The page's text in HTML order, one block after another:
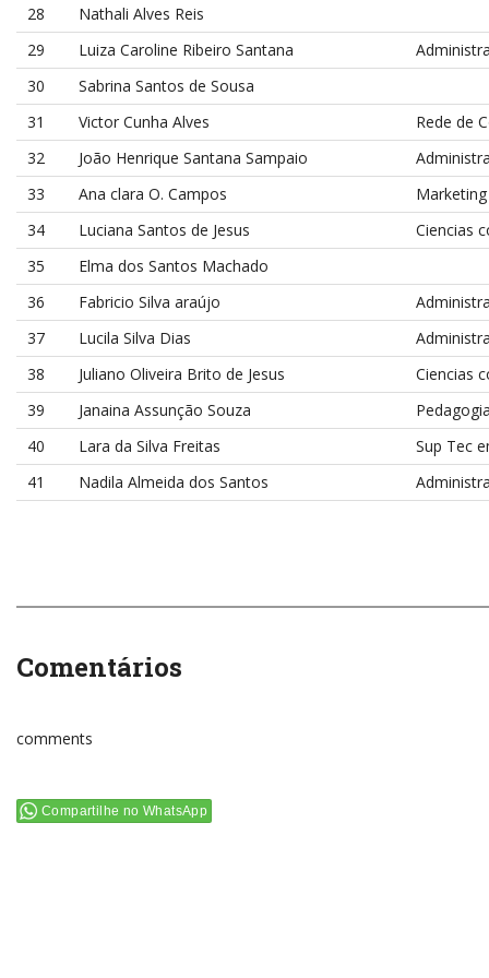
28
Nathali Alves Reis
29
Luiza Caroline Ribeiro Santana
30
Sabrina Santos de Sousa
31
Victor Cunha Alves
Rede de
32
João Henrique Santana Sampaio
33
Ana clara O. Campos
Marketing
34
Luciana Santos de Jesus
Ciencias
35
Elma dos Santos Machado
36
Fabricio Silva araújo
37
Lucila Silva Dias
38
Juliano Oliveira Brito de Jesus
Ciencias
39
Janaina Assunção Souza
40
Lara da Silva Freitas
Sup Tec
41
Nadila Almeida dos Santos
Comentários
comments
Compartilhe no WhatsApp